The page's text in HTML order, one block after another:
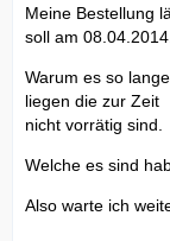
Meine Bestellung
soll am 08.04.2014.
Warum es so
liegen die zur Zeit
nicht vorrätig sind.
Welche es sind
Also warte ich